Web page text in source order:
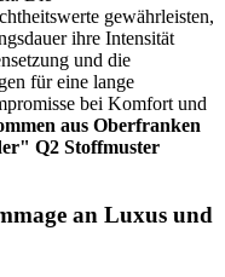
gewährleisten,
ihre Intensität
und die
für eine lange
bei Komfort und
aus Oberfranken
Q2 Stoffmuster
an Luxus und